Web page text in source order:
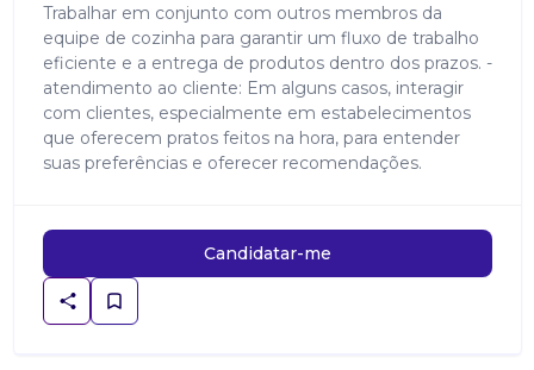
Trabalhar em conjunto com outros membros da
equipe de cozinha para garantir um fluxo de trabalho
eficiente e a entrega de produtos dentro dos prazos. -
atendimento ao cliente: Em alguns casos, interagir
com clientes, especialmente em estabelecimentos
que oferecem pratos feitos na hora, para entender
suas preferências e oferecer recomendações.
Candidatar-me